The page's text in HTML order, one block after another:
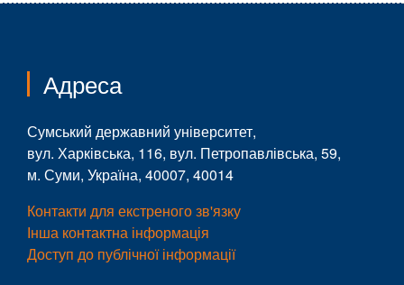
Адреса
Сумський державний університет,
вул. Харківська, 116, вул. Петропавлівська, 59,
м. Суми, Україна, 40007, 40014
Контакти для екстреного зв'язку
Інша контактна інформація
Доступ до публічної інформації